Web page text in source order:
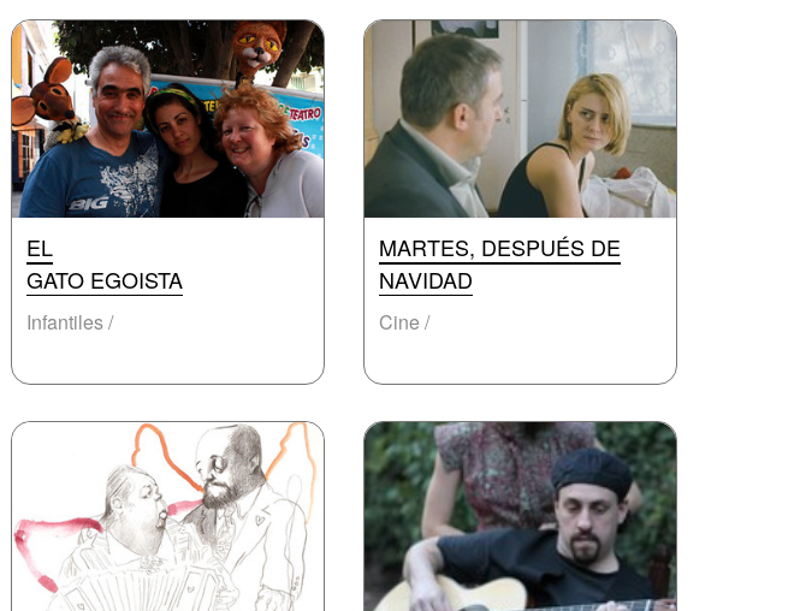
EL
GATO EGOISTA
Infantiles /
MARTES, DESPUÉS DE
NAVIDAD
Cine /